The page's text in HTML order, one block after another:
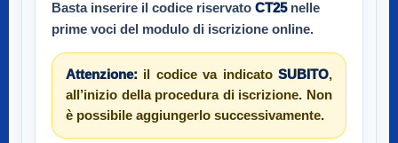
Basta inserire il codice riservato CT25nelle
prime voci del modulo di iscrizione online.
Attenzione: il codice va indicato SUBITO,
all’inizio della procedura di iscrizione. Non
è possibile aggiungerlo successivamente.